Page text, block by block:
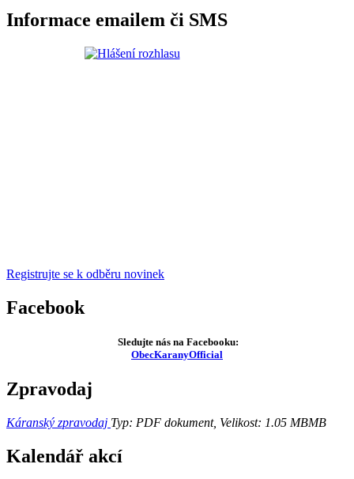
Informace emailem či SMS
Registrujte se k odběru novinek
Facebook
Sledujte nás na Facebooku:
ObecKaranyOfficial
Zpravodaj
Káranský zpravodaj Typ: PDF dokument, Velikost: 1.05 MBMB
Kalendář akcí